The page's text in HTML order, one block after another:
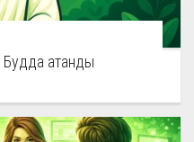
Будда атанды